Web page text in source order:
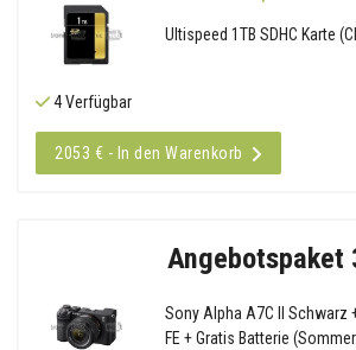
Ultispeed 1TB SDHC Karte
4 Verfügbar
2053 € - In den Warenkorb
Angebotspaket
Sony Alpha A7C II Schwarz
FE + Gratis Batterie